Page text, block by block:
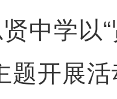
学以“
题开展